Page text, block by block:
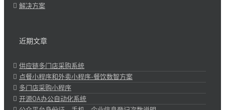
解决方案
近期文章
供应链多门店采购系统
点餐小程序和外卖小程序-餐饮数智方案
多门店采购小程序
开源OA办公自动化系统